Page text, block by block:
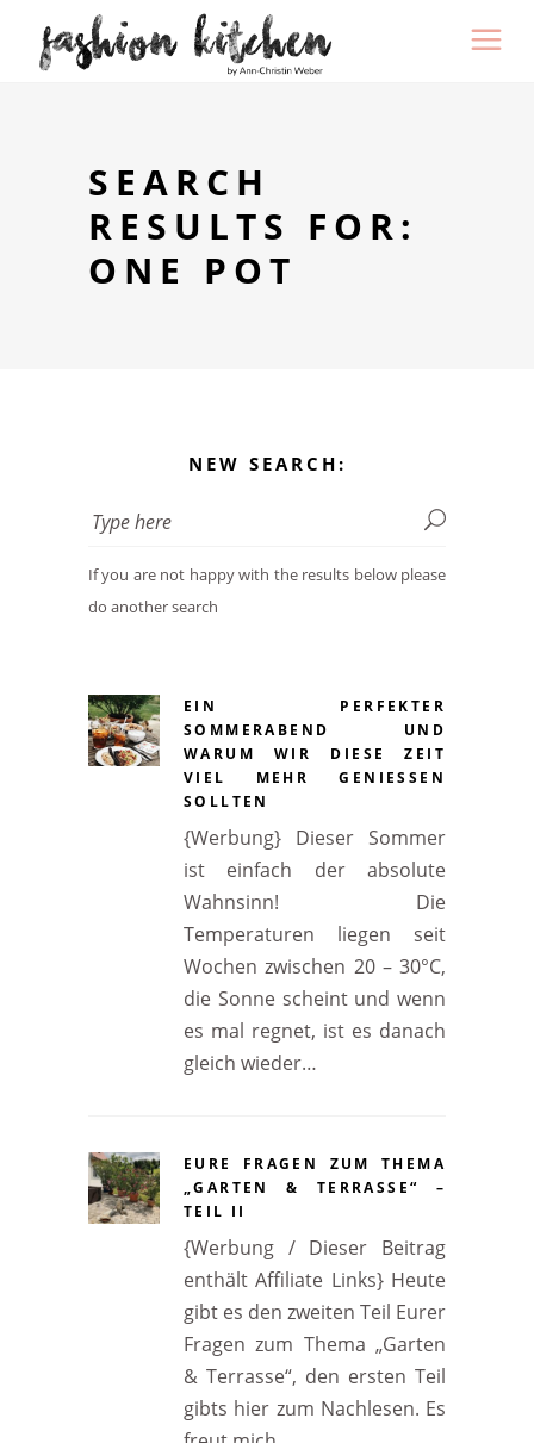
SEARCH
RESULTS FOR:
ONE POT
NEW SEARCH:
If you are not happy with the results below please
do another search
EIN PERFEKTER
SOMMERABEND UND
WARUM WIR DIESE ZEIT
VIEL MEHR GENIESSEN S
OLLTEN
{Werbung} Dieser Sommer
ist einfach der absolute
Wahnsinn! Die
Temperaturen liegen seit
Wochen zwischen 20 – 30°C,
die Sonne scheint und wenn
es mal regnet, ist es danach
gleich wieder…
EURE FRAGEN ZUM THEMA
„GARTEN & TERRASSE“ –
TEIL II
{Werbung / Dieser Beitrag
enthält Affiliate Links} Heute
gibt es den zweiten Teil Eurer
Fragen zum Thema „Garten
& Terrasse“, den ersten Teil
gibts hier zum Nachlesen. Es